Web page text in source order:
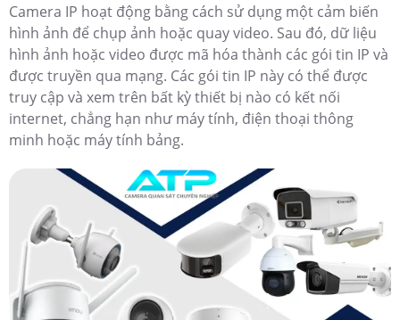
Camera IP hoạt động bằng cách sử dụng một cảm biến
hình ảnh để chụp ảnh hoặc quay video. Sau đó, dữ liệu
hình ảnh hoặc video được mã hóa thành các gói tin IP và
được truyền qua mạng. Các gói tin IP này có thể được
truy cập và xem trên bất kỳ thiết bị nào có kết nối
internet, chẳng hạn như máy tính, điện thoại thông
minh hoặc máy tính bảng.